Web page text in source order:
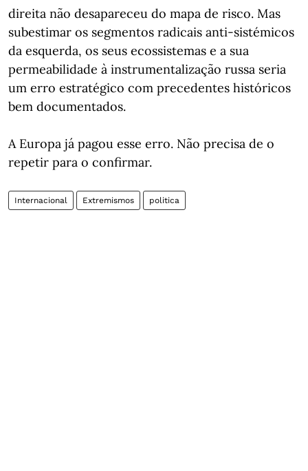
direita não desapareceu do mapa de risco. Mas
subestimar os segmentos radicais anti-sistémicos
da esquerda, os seus ecossistemas e a sua
permeabilidade à instrumentalização russa seria
um erro estratégico com precedentes históricos
bem documentados.
A Europa já pagou esse erro. Não precisa de o
repetir para o confirmar.
Internacional Extremismos politica